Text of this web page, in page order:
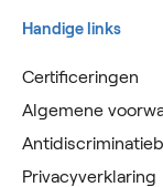
Handige links
Certificeringen
Algemene
Privacyverklaring